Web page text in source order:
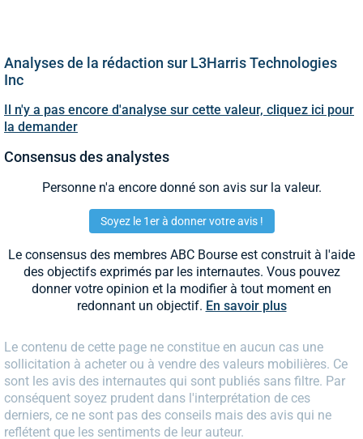
Analyses de la rédaction sur L3Harris Technologies
Inc
Il n'y a pas encore d'analyse sur cette valeur, cliquez ici pour
la demander
Consensus des analystes
Personne n'a encore donné son avis sur la valeur.
Soyez le 1er à donner votre avis !
Le consensus des membres ABC Bourse est construit à l'aide
des objectifs exprimés par les internautes. Vous pouvez
donner votre opinion et la modifier à tout moment en
redonnant un objectif. En savoir plus
Le contenu de cette page ne constitue en aucun cas une
sollicitation à acheter ou à vendre des valeurs mobilières. Ce
sont les avis des internautes qui sont publiés sans filtre. Par
conséquent soyez prudent dans l'interprétation de ces
derniers, ce ne sont pas des conseils mais des avis qui ne
reflétent que les sentiments de leur auteur.